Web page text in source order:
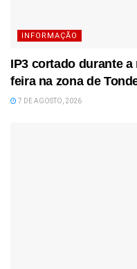
INFORMAÇÃO
IP3 cortado durante
feira na zona de
7 DE AGOSTO, 2026